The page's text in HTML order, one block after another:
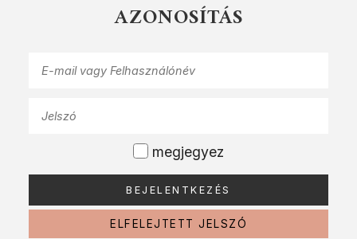
AZONOSÍTÁS
megjegyez
ELFELEJTETT JELSZÓ